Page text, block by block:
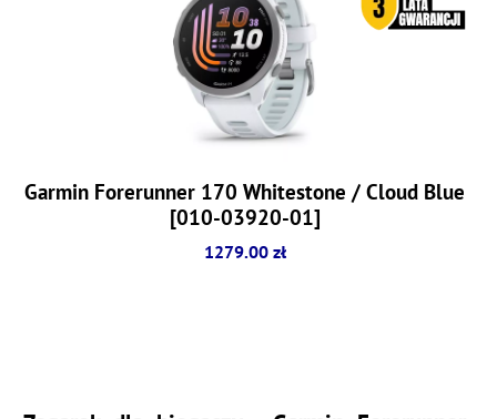
Garmin Forerunner 170 Whitestone / Cloud Blue
[010-03920-01]
1279.00 zł